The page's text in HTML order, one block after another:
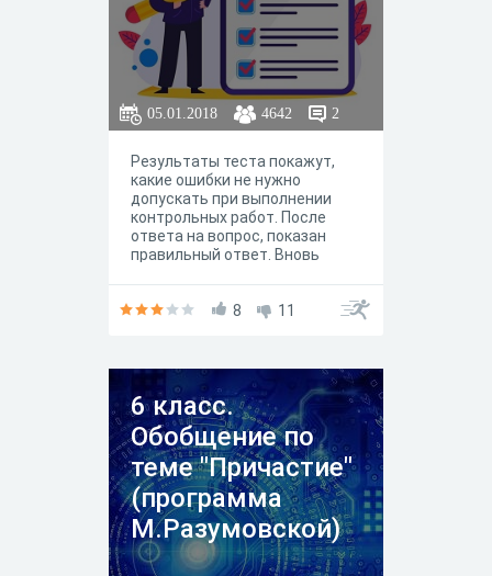
05.01.2018 4642 2
Результаты теста покажут,
какие ошибки не нужно
допускать при выполнении
контрольных работ. После
ответа на вопрос, показан
правильный ответ. Вновь
8
11
6 класс.
Обобщение по
теме "Причастие"
(программа
М.Разумовской)